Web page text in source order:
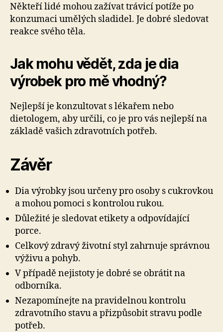
Někteří lidé mohou zažívat trávicí potíže po
konzumaci umělých sladidel. Je dobré sledovat
reakce svého těla.
Jak mohu vědět, zda je dia
výrobek pro mě vhodný?
Nejlepší je konzultovat s lékařem nebo
dietologem, aby určili, co je pro vás nejlepší na
základě vašich zdravotních potřeb.
Závěr
Dia výrobky jsou určeny pro osoby s cukrovkou
a mohou pomoci s kontrolou rukou.
Důležité je sledovat etikety a odpovídající
porce.
Celkový zdravý životní styl zahrnuje správnou
výživu a pohyb.
V případě nejistoty je dobré se obrátit na
odborníka.
Nezapomínejte na pravidelnou kontrolu
zdravotního stavu a přizpůsobit stravu podle
potřeb.